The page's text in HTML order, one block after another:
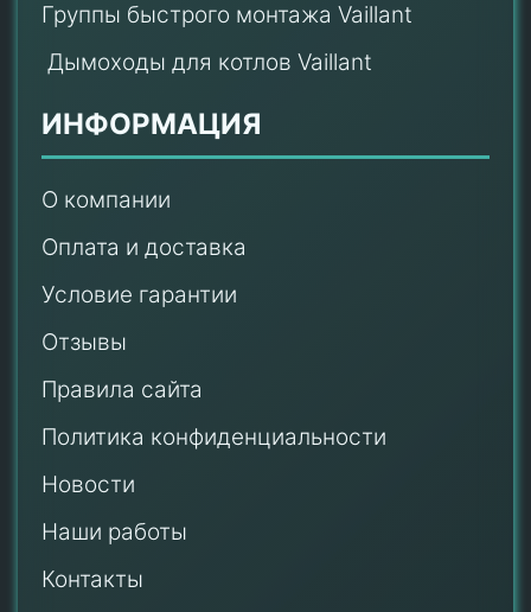
Группы быстрого монтажа Vaillant
Дымоходы для котлов Vaillant
ИНФОРМАЦИЯ
О компании
Оплата и доставка
Условие гарантии
Отзывы
Правила сайта
Политика конфиденциальности
Новости
Наши работы
Контакты